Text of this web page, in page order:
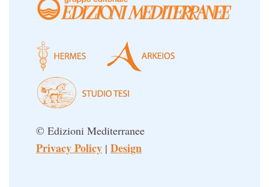
Un libro per Sempre
© Edizioni Mediterranee
Privacy Policy | Design